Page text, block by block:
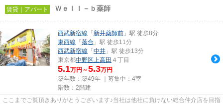
賃貸｜アパート Ｗｅｌｌ－ｂ薬師
西武新宿線 「 新井薬師前 」駅 徒歩8分
東西線 「 落合 」駅 徒歩11分
西武新宿線 「 中井 」駅 徒歩13分
東京都中野区上高田 ４丁目
5.1万円～5.3万円
築年数：築49年 ｜募集中： 4室
階数：2階建
ここまでご覧頂きありがとうございます♪当社は他社に負けない総合仲介店を目指